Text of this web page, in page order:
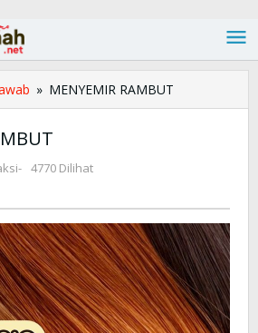
» MENYEMIR RAMBUT
- 4770 Dilihat